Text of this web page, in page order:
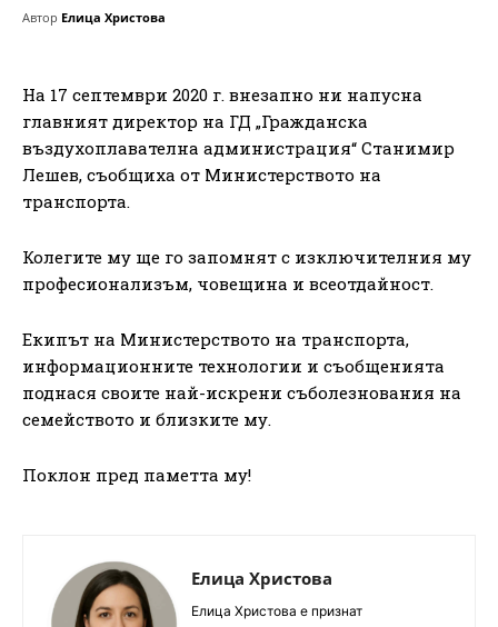
Автор Елица Христова
На 17 септември 2020 г. внезапно ни напусна
главният директор на ГД „Гражданска
въздухоплавателна администрация“ Станимир
Лешев, съобщиха от Министерството на
транспорта.
Колегите му ще го запомнят с изключителния му
професионализъм, човещина и всеотдайност.
Екипът на Министерството на транспорта,
информационните технологии и съобщенията
поднася своите най-искрени съболезнования на
семейството и близките му.
Поклон пред паметта му!
Елица Христова
Елица Христова е признат